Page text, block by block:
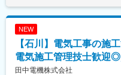
ださい。
＜具体的には＞
・各種設備の修理作業、
NEW
【石川】電気工事の施
電気施工管理技士歓迎
田中電機株式会社